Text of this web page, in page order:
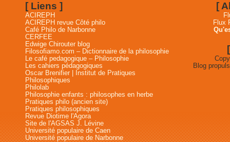
[ Liens ]
ACIREPH
ACIREPH revue Côté philo
Café Philo de Narbonne
CERFEE
Edwige Chirouter blog
Filosofiamo.com – Dictionnaire de la philosophie
Le café pedagogique – Philosophie
Les cahiers pédagogiques
Oscar Brenifier | Institut de Pratiques
Philosophiques
Philolab
Philosophie enfants : philosophes en herbe
Pratiques philo (ancien site)
Pratiques philosophiques
Revue Diotime l'Agora
Site de l'AGSAS J. Lévine
Université populaire de Caen
Université populaire de Narbonne
[
Flux
Blog